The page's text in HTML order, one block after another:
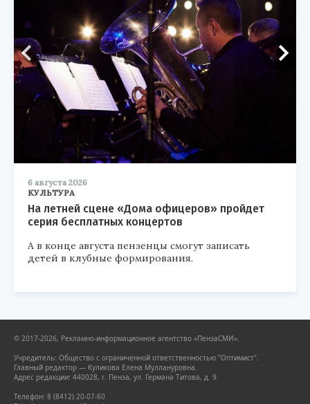
6 августа 2026
КУЛЬТУРА
На летней сцене «Дома офицеров» пройдет
серия бесплатных концертов
А в конце августа пензенцы смогут записать
детей в клубные формирования.
© 2017-2026, Рекламно-информационное агентство «ПензаСМИ».
Учредитель: Общество с ограниченной ответственностью "Оптимист".
Главный редактор — Куликова Елена Муллануровна.
Адрес редакции: 440028, г. Пенза, ул. Германа Титова, д. 9.
Телефон: 8 (8412) 20-07-60